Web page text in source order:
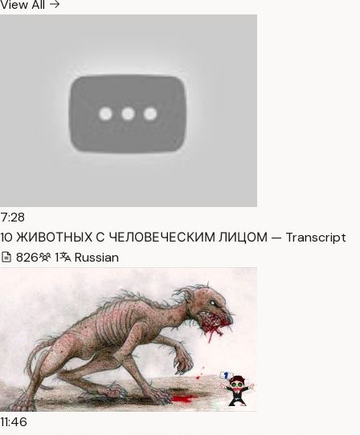
View All
7:28
10 ЖИВОТНЫХ С ЧЕЛОВЕЧЕСКИМ ЛИЦОМ — Transcript
826
1 Russian
11:46